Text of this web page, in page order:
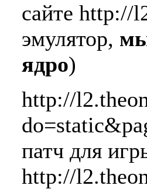
сайте http://
эмулятор,
ядро)
http://
патч для
http://